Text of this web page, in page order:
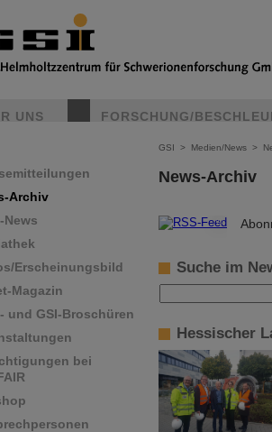
UNS FORSCHUNG/
Archiv
News
Erscheinungsbild
Magazin
und GSI-Broschüren
bei
GSI > Medien/News >
News-Archiv
©
Suche im
Hessischer